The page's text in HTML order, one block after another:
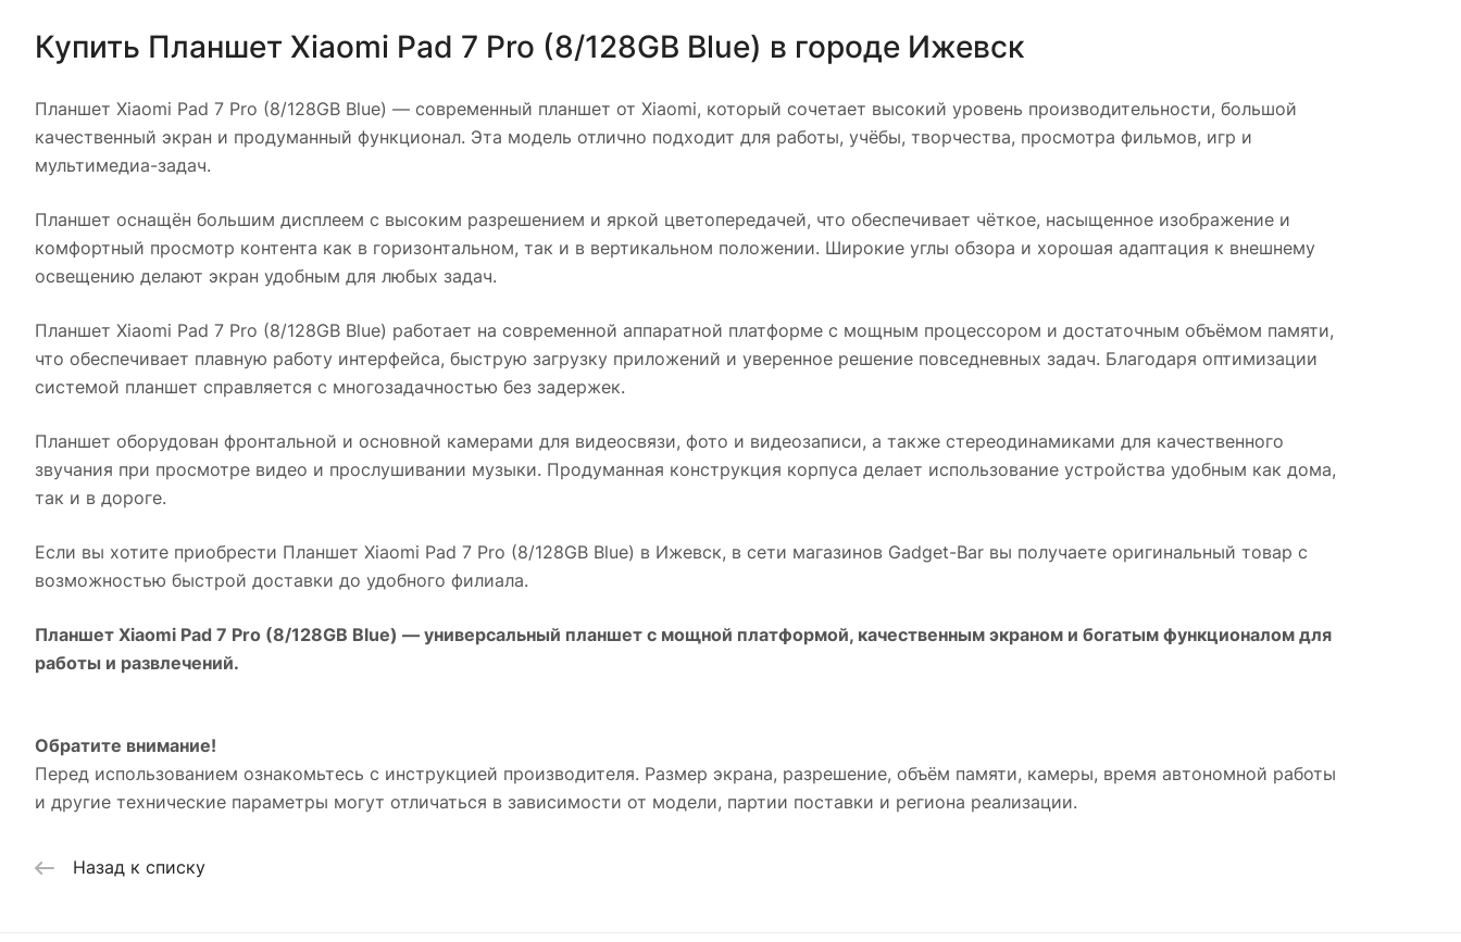
Купить Планшет Xiaomi Pad 7 Pro (8/128GB Blue) в городе Ижевск
Планшет Xiaomi Pad 7 Pro (8/128GB Blue) — современный планшет от Xiaomi, который сочетает высокий уровень производительности, большой
качественный экран и продуманный функционал. Эта модель отлично подходит для работы, учёбы, творчества, просмотра фильмов, игр и
мультимедиа-задач.
Планшет оснащён большим дисплеем с высоким разрешением и яркой цветопередачей, что обеспечивает чёткое, насыщенное изображение и
комфортный просмотр контента как в горизонтальном, так и в вертикальном положении. Широкие углы обзора и хорошая адаптация к внешнему
освещению делают экран удобным для любых задач.
Планшет Xiaomi Pad 7 Pro (8/128GB Blue) работает на современной аппаратной платформе с мощным процессором и достаточным объёмом памяти,
что обеспечивает плавную работу интерфейса, быструю загрузку приложений и уверенное решение повседневных задач. Благодаря оптимизации
системой планшет справляется с многозадачностью без задержек.
Планшет оборудован фронтальной и основной камерами для видеосвязи, фото и видеозаписи, а также стереодинамиками для качественного
звучания при просмотре видео и прослушивании музыки. Продуманная конструкция корпуса делает использование устройства удобным как дома,
так и в дороге.
Если вы хотите приобрести Планшет Xiaomi Pad 7 Pro (8/128GB Blue) в Ижевск, в сети магазинов Gadget-Bar вы получаете оригинальный товар с
возможностью быстрой доставки до удобного филиала.
Планшет Xiaomi Pad 7 Pro (8/128GB Blue) — универсальный планшет с мощной платформой, качественным экраном и богатым функционалом для
работы и развлечений.
Обратите внимание!
Перед использованием ознакомьтесь с инструкцией производителя. Размер экрана, разрешение, объём памяти, камеры, время автономной работы
и другие технические параметры могут отличаться в зависимости от модели, партии поставки и региона реализации.
Назад к списку